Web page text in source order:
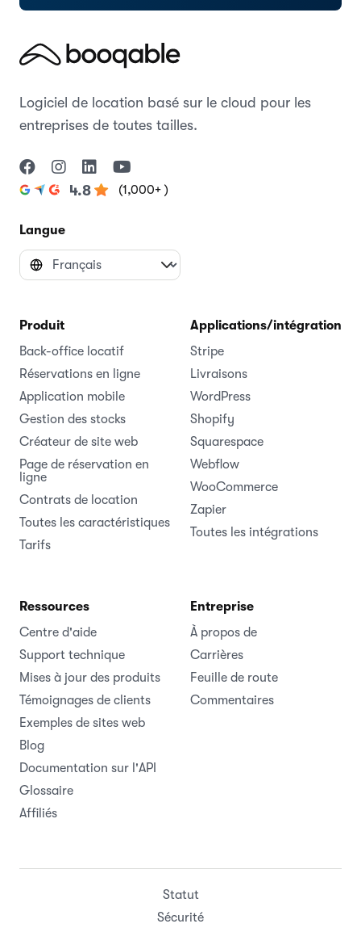
Logiciel de location basé sur le cloud pour les
entreprises de toutes tailles.
4.8 (1,000+ )
Langue
Produit
Back-office locatif
Réservations en ligne
Application mobile
Gestion des stocks
Créateur de site web
Page de réservation en
ligne
Contrats de location
Toutes les caractéristiques
Tarifs
Applications/intégrations
Stripe
Livraisons
WordPress
Shopify
Squarespace
Webflow
WooCommerce
Zapier
Toutes les intégrations
Ressources
Centre d'aide
Support technique
Mises à jour des produits
Témoignages de clients
Exemples de sites web
Blog
Documentation sur l'API
Glossaire
Affiliés
Entreprise
À propos de
Carrières
Feuille de route
Commentaires
Statut
Sécurité